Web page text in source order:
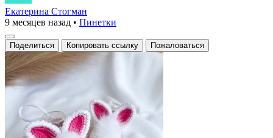
Екатерина Стогман
9 месяцев назад • Пинетки
Поделиться Копировать ссылку Пожаловаться